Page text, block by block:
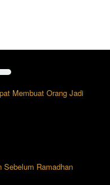
Membuat Orang Jadi
Sebelum Ramadhan